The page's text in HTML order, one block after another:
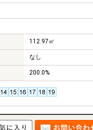
112.97㎡
なし
200.0%